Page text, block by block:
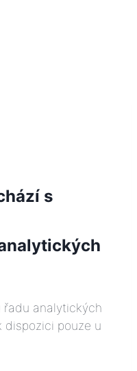
s
řadu analytických
dispozici pouze u